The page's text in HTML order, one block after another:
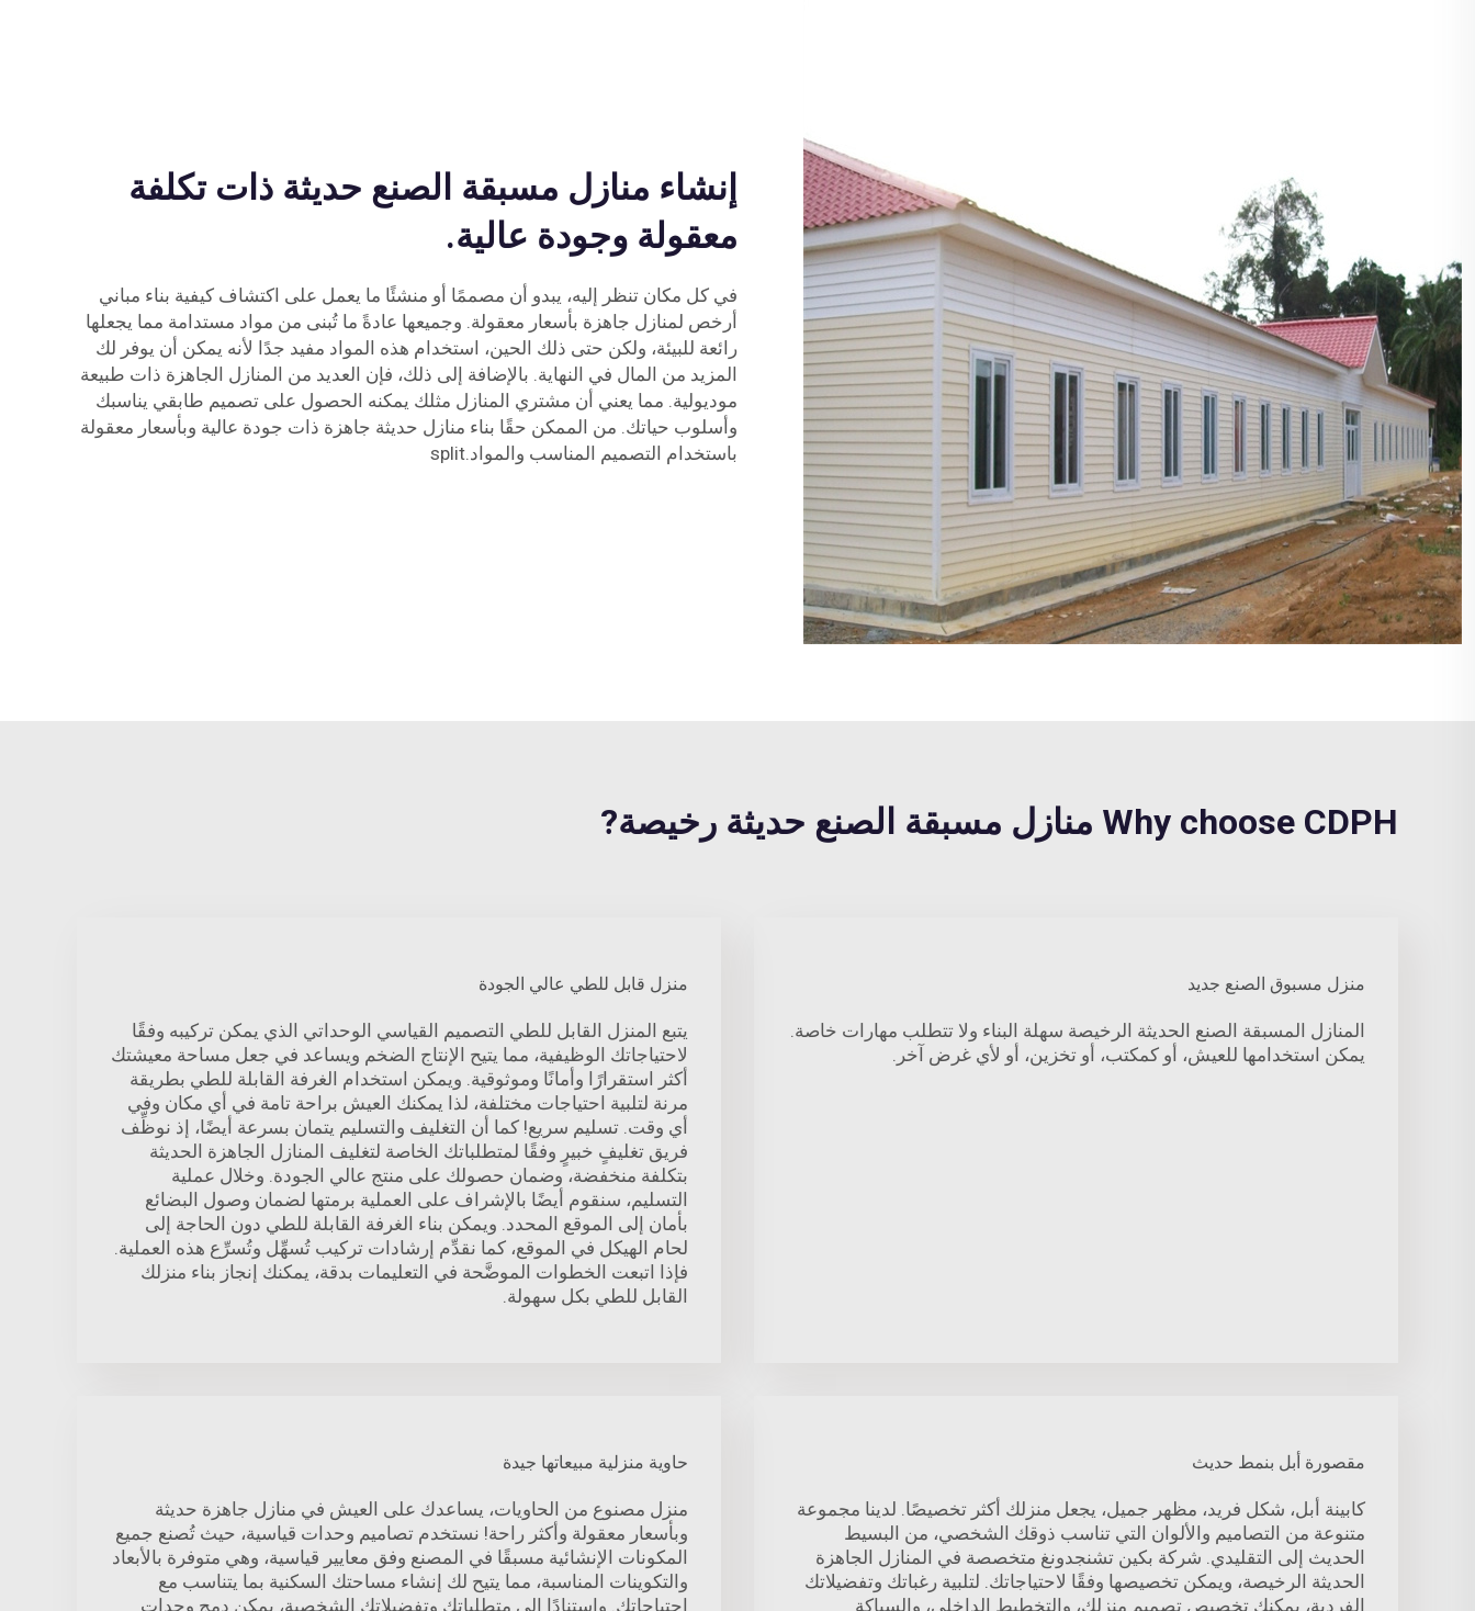
إنشاء منازل مسبقة الصنع حديثة ذات تكلفة
معقولة وجودة عالية.
في كل مكان تنظر إليه، يبدو أن مصممًا أو منشئًا ما يعمل على اكتشاف كيفية بناء مباني
أرخص لمنازل جاهزة بأسعار معقولة. وجميعها عادةً ما تُبنى من مواد مستدامة مما يجعلها
رائعة للبيئة، ولكن حتى ذلك الحين، استخدام هذه المواد مفيد جدًا لأنه يمكن أن يوفر لك
المزيد من المال في النهاية. بالإضافة إلى ذلك، فإن العديد من المنازل الجاهزة ذات طبيعة
موديولية. مما يعني أن مشتري المنازل مثلك يمكنه الحصول على تصميم طابقي يناسبك
وأسلوب حياتك. من الممكن حقًا بناء منازل حديثة جاهزة ذات جودة عالية وبأسعار معقولة
باستخدام التصميم المناسب والمواد.split
Why choose CDPH منازل مسبقة الصنع حديثة رخيصة?
منزل مسبوق الصنع جديد
المنازل المسبقة الصنع الحديثة الرخيصة سهلة البناء ولا تتطلب مهارات خاصة.
يمكن استخدامها للعيش، أو كمكتب، أو تخزين، أو لأي غرض آخر.
منزل قابل للطي عالي الجودة
يتبع المنزل القابل للطي التصميم القياسي الوحداتي الذي يمكن تركيبه وفقًا
لاحتياجاتك الوظيفية، مما يتيح الإنتاج الضخم ويساعد في جعل مساحة معيشتك
أكثر استقرارًا وأمانًا وموثوقية. ويمكن استخدام الغرفة القابلة للطي بطريقة
مرنة لتلبية احتياجات مختلفة، لذا يمكنك العيش براحة تامة في أي مكان وفي
أي وقت. تسليم سريع! كما أن التغليف والتسليم يتمان بسرعة أيضًا، إذ نوظِّف
فريق تغليفٍ خبيرٍ وفقًا لمتطلباتك الخاصة لتغليف المنازل الجاهزة الحديثة
بتكلفة منخفضة، وضمان حصولك على منتج عالي الجودة. وخلال عملية
التسليم، سنقوم أيضًا بالإشراف على العملية برمتها لضمان وصول البضائع
بأمان إلى الموقع المحدد. ويمكن بناء الغرفة القابلة للطي دون الحاجة إلى
لحام الهيكل في الموقع، كما نقدِّم إرشادات تركيب تُسهِّل وتُسرِّع هذه العملية.
فإذا اتبعت الخطوات الموضَّحة في التعليمات بدقة، يمكنك إنجاز بناء منزلك
القابل للطي بكل سهولة.
مقصورة أبل بنمط حديث
كابينة أبل، شكل فريد، مظهر جميل، يجعل منزلك أكثر تخصيصًا. لدينا مجموعة
متنوعة من التصاميم والألوان التي تناسب ذوقك الشخصي، من البسيط
الحديث إلى التقليدي. شركة بكين تشنجدونغ متخصصة في المنازل الجاهزة
الحديثة الرخيصة، ويمكن تخصيصها وفقًا لاحتياجاتك. لتلبية رغباتك وتفضيلاتك
الفردية، يمكنك تخصيص تصميم منزلك، والتخطيط الداخلي، والسباكة
حاوية منزلية مبيعاتها جيدة
منزل مصنوع من الحاويات، يساعدك على العيش في منازل جاهزة حديثة
وبأسعار معقولة وأكثر راحة! نستخدم تصاميم وحدات قياسية، حيث تُصنع جميع
المكونات الإنشائية مسبقًا في المصنع وفق معايير قياسية، وهي متوفرة بالأبعاد
والتكوينات المناسبة، مما يتيح لك إنشاء مساحتك السكنية بما يتناسب مع
احتياجاتك. واستنادًا إلى متطلباتك وتفضيلاتك الشخصية، يمكن دمج وحدات